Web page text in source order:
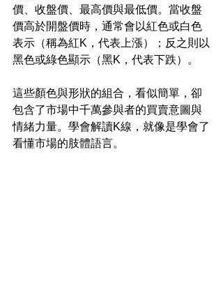
價、收盤價、最高價與最低價。當收盤
價高於開盤價時，通常會以紅色或白色
表示（稱為紅K，代表上漲）；反之則以
黑色或綠色顯示（黑K，代表下跌）。
這些顏色與形狀的組合，看似簡單，卻
包含了市場中千萬參與者的買賣意圖與
情緒力量。學會解讀K線，就像是學會了
看懂市場的肢體語言。